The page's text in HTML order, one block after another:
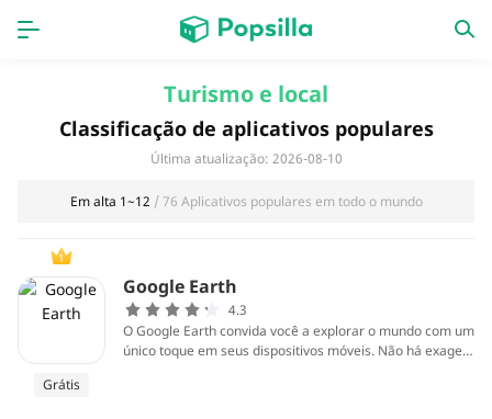
APPS
jogos Lançamentos
Turismo e local
Classificação de aplicativos populares
Última atualização: 2026-08-10
Em alta 1~12 / 76 Aplicativos populares em todo o mundo
1
Grátis
Google Earth
4.3
O Google Earth convida você a explorar o mundo com um
único toque em seus dispositivos móveis. Não há exager